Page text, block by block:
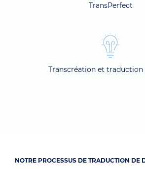
TransPerfect
Transcréation et traduction
NOTRE PROCESSUS DE TRADUCTION DE